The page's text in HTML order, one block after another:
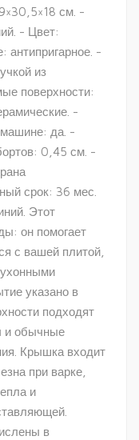
см. -
- Цвет:
-
из
поверхности:
-
машине: да. -
0,45 см. -
срок: 36 мес.
Этот
он помогает
с вашей плитой,
указано в
подходят
и обычные
Крышка входит
при варке,
и
в